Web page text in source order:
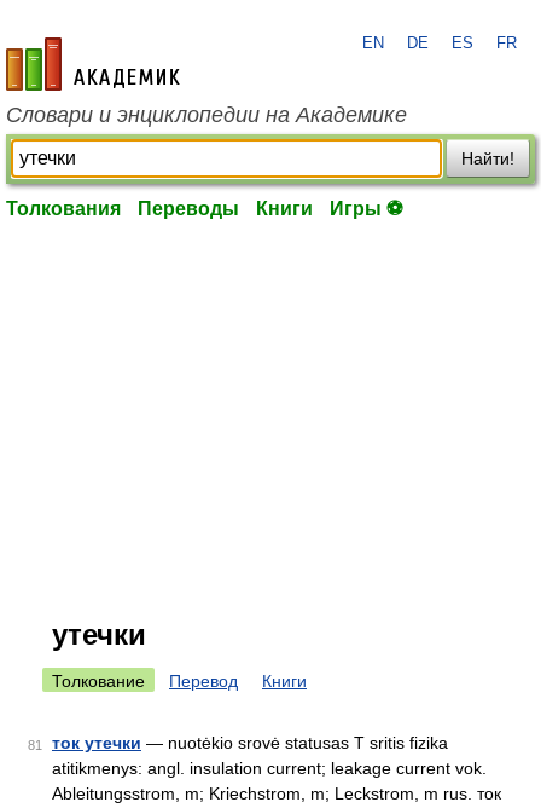
academic.ru
EN DE ES FR
Словари и энциклопедии на Академике
Найти!
Толкования Переводы Книги Игры ⚽
утечки
Толкование Перевод Книги
81 ток утечки — nuotėkio srovė statusas T sritis fizika
atitikmenys: angl. insulation current; leakage current vok.
Ableitungsstrom, m; Kriechstrom, m; Leckstrom, m rus. ток